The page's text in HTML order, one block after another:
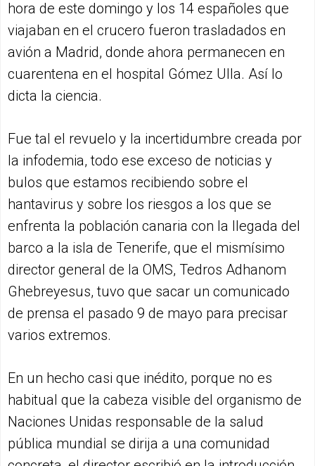
hora de este domingo y los 14 españoles que
viajaban en el crucero fueron trasladados en
avión a Madrid, donde ahora permanecen en
cuarentena en el hospital Gómez Ulla. Así lo
dicta la ciencia.
Fue tal el revuelo y la incertidumbre creada por
la infodemia, todo ese exceso de noticias y
bulos que estamos recibiendo sobre el
hantavirus y sobre los riesgos a los que se
enfrenta la población canaria con la llegada del
barco a la isla de Tenerife, que el mismísimo
director general de la OMS, Tedros Adhanom
Ghebreyesus, tuvo que sacar un comunicado
de prensa el pasado 9 de mayo para precisar
varios extremos.
En un hecho casi que inédito, porque no es
habitual que la cabeza visible del organismo de
Naciones Unidas responsable de la salud
pública mundial se dirija a una comunidad